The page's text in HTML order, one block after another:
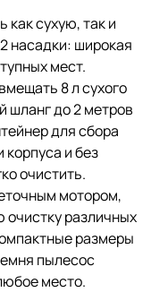
сухую, так и
насадки: широкая
мест.
8 л сухого
шланг до 2 метров
для сбора
и без
очистить.
мотором,
очистку различных
размеры
пылесос
место.